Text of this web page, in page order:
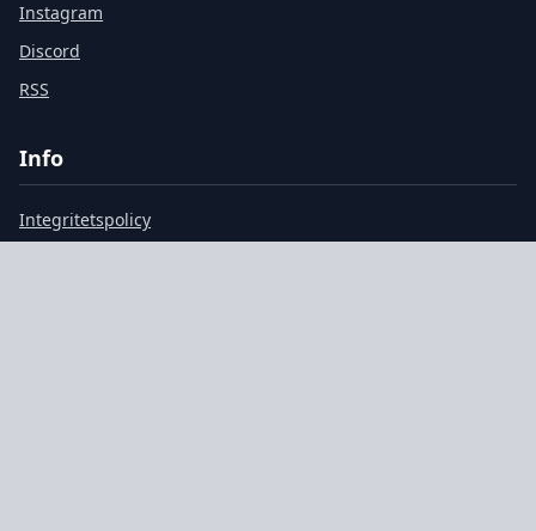
Instagram
Discord
RSS
Info
Integritetspolicy